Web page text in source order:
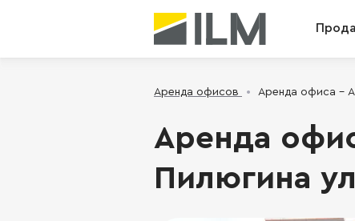
Аренда офисов Аренда офиса -
Аренда
Пилюгина